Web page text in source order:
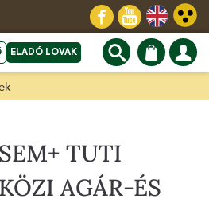
ELADÓ LOVAK
TUTI
AGÁR-ÉS